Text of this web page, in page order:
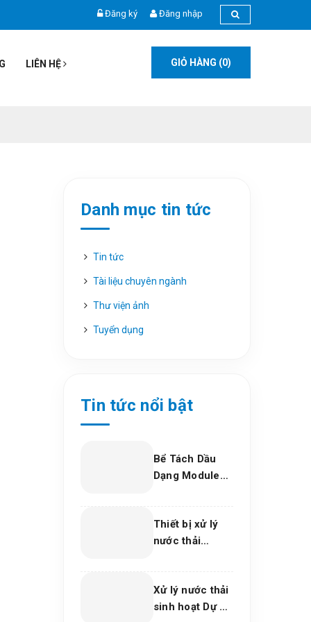
Đăng ký Đăng nhập
LIÊN HỆ GIỎ HÀNG (0)
Danh mục tin tức
Tin tức
Tài liệu chuyên ngành
Thư viện ảnh
Tuyển dụng
Tin tức nổi bật
Bể Tách Dầu
Dạng Module
Dầu Nước Hiệu
Quả, Bền Vững
Nghiệp
Thiết bị xử lý
nước thải
tâm thẩm mỹ
2026
Xử lý nước thải
sinh hoạt Dự án